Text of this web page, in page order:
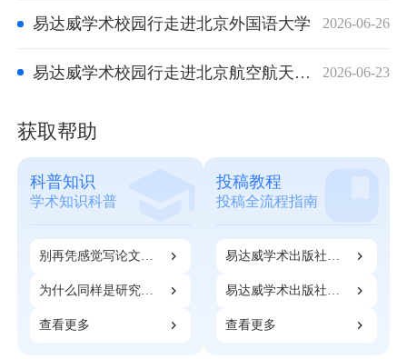
易达威学术校园行走进北京外国语大学 2026-06-26
易达威学术校园行走进北京航空航天大学 2026-06-23
获取帮助
科普知识
学术知识科普
别再凭感觉写论文
的成果，都死在第一
为什么同样是研究
开始发表论文？
查看更多
投稿教程
投稿全流程指南
易达威学术出版社：
易达威学术出版社：
查看更多